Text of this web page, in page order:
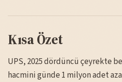
Kısa Özet
UPS, 2025 dördüncü çeyrekte
hacmini günde 1 milyon adet